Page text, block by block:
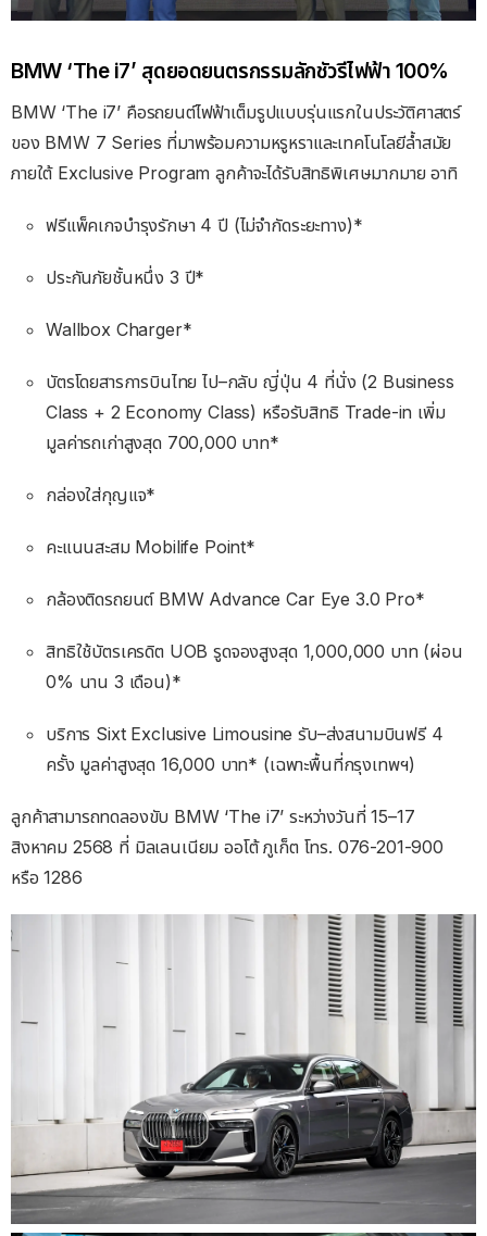
BMW ‘The i7’ สุดยอดยนตรกรรมลักชัวรีไฟฟ้า 100%
BMW ‘The i7’ คือรถยนต์ไฟฟ้าเต็มรูปแบบรุ่นแรกในประวัติศาสตร์
ของ BMW 7 Series ที่มาพร้อมความหรูหราและเทคโนโลยีล้ำสมัย
ภายใต้ Exclusive Program ลูกค้าจะได้รับสิทธิพิเศษมากมาย อาทิ
ฟรีแพ็คเกจบำรุงรักษา 4 ปี (ไม่จำกัดระยะทาง)*
ประกันภัยชั้นหนึ่ง 3 ปี*
Wallbox Charger*
บัตรโดยสารการบินไทย ไป–กลับ ญี่ปุ่น 4 ที่นั่ง (2 Business
Class + 2 Economy Class) หรือรับสิทธิ Trade-in เพิ่ม
มูลค่ารถเก่าสูงสุด 700,000 บาท*
กล่องใส่กุญแจ*
คะแนนสะสม Mobilife Point*
กล้องติดรถยนต์ BMW Advance Car Eye 3.0 Pro*
สิทธิใช้บัตรเครดิต UOB รูดจองสูงสุด 1,000,000 บาท (ผ่อน
0% นาน 3 เดือน)*
บริการ Sixt Exclusive Limousine รับ–ส่งสนามบินฟรี 4
ครั้ง มูลค่าสูงสุด 16,000 บาท* (เฉพาะพื้นที่กรุงเทพฯ)
ลูกค้าสามารถทดลองขับ BMW ‘The i7’ ระหว่างวันที่ 15–17
สิงหาคม 2568 ที่ มิลเลนเนียม ออโต้ ภูเก็ต โทร. 076-201-900
หรือ 1286